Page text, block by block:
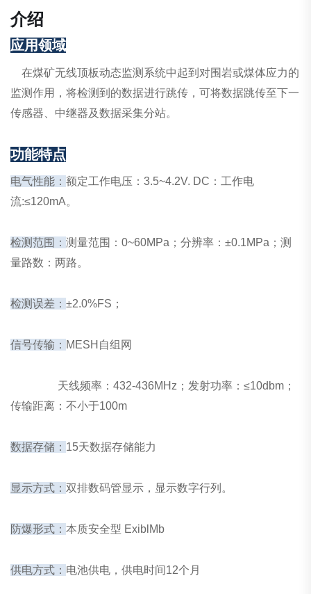
介绍
应用领域
在煤矿无线顶板动态监测系统中起到对围岩或煤体应力的
监测作用，将检测到的数据进行跳传，可将数据跳传至下一
传感器、中继器及数据采集分站。
功能特点
电气性能： 额定工作电压：3.5~4.2V. DC：工作电
流:≤120mA。
检测范围： 测量范围：0~60MPa；分辨率：±0.1MPa；测
量路数：两路。
检测误差： ±2.0%FS；
信号传输： MESH自组网
天线频率：432-436MHz；发射功率：≤10dbm；
传输距离：不小于100m
数据存储： 15天数据存储能力
显示方式： 双排数码管显示，显示数字行列。
防爆形式： 本质安全型 ExiblMb
供电方式： 电池供电，供电时间12个月